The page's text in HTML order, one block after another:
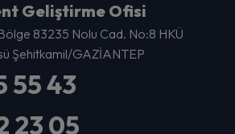
Geliştirme Ofisi
83235 Nolu Cad. No:8 HKÜ
Şehitkamil/GAZİANTEP
55 43
23 05